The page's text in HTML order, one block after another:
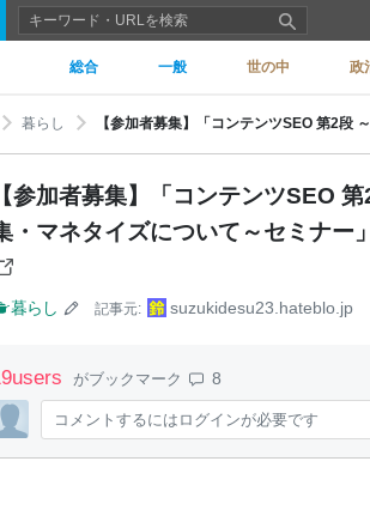
総合 一般 世の中 政
暮らし
【参加者募集】「コンテンツSEO
・マネタイズについて～セミナー
暮らし 記事元: suzukidesu23.hateblo.jp
users がブックマーク 8
コメントするにはログインが必要です